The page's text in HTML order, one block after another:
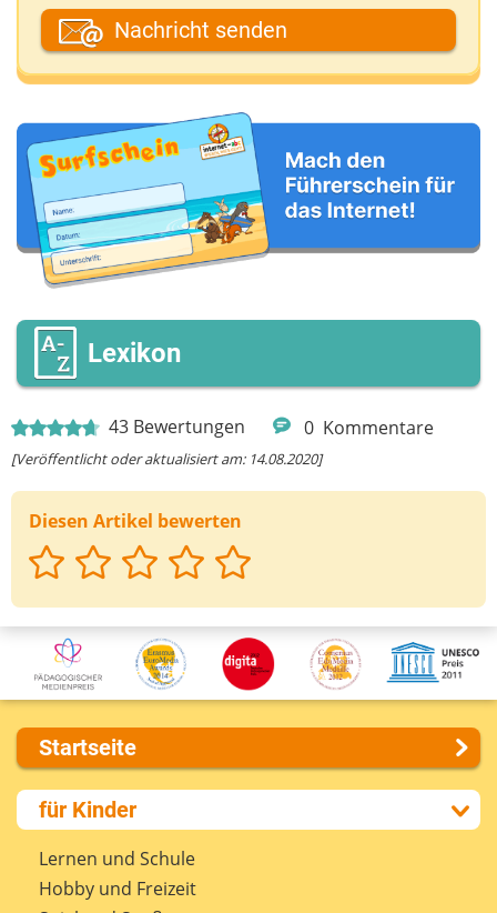
43 Bewertungen 0 Kommentare
[Veröffentlicht oder aktualisiert am: 14.08.2020]
Diesen Artikel bewerten
Dein Fantasiename
Deine E-Mail-Adresse (wenn du eine Antwort
möchtest)
Deine Nachricht
Nachricht senden
Lexikon
Startseite
Über uns
Presse
Kontakt
Impressum
für Kinder
Lernen und Schule
Hobby und Freizeit